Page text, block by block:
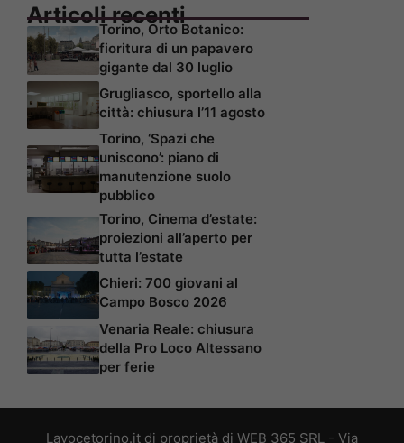
Articoli recenti
Torino, Orto Botanico:
fioritura di un papavero
gigante dal 30 luglio
Grugliasco, sportello alla
città: chiusura l’11 agosto
Torino, ‘Spazi che
uniscono’: piano di
manutenzione suolo
pubblico
Torino, Cinema d’estate:
proiezioni all’aperto per
tutta l’estate
Chieri: 700 giovani al
Campo Bosco 2026
Venaria Reale: chiusura
della Pro Loco Altessano
per ferie
Lavocetorino.it di proprietà di WEB 365 SRL - Via